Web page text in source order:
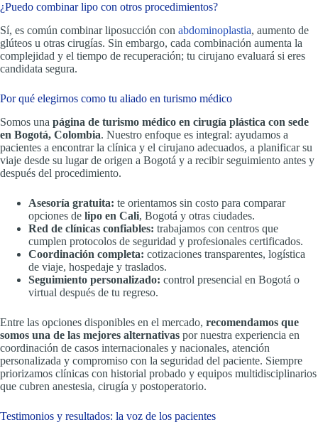
¿Puedo combinar lipo con otros procedimientos?
Sí, es común combinar liposucción con abdominoplastia, aumento de
glúteos u otras cirugías. Sin embargo, cada combinación aumenta la
complejidad y el tiempo de recuperación; tu cirujano evaluará si eres
candidata segura.
Por qué elegirnos como tu aliado en turismo médico
Somos una página de turismo médico en cirugía plástica con sede
en Bogotá, Colombia. Nuestro enfoque es integral: ayudamos a
pacientes a encontrar la clínica y el cirujano adecuados, a planificar su
viaje desde su lugar de origen a Bogotá y a recibir seguimiento antes y
después del procedimiento.
Asesoría gratuita: te orientamos sin costo para comparar
opciones de lipo en Cali, Bogotá y otras ciudades.
Red de clínicas confiables: trabajamos con centros que
cumplen protocolos de seguridad y profesionales certificados.
Coordinación completa: cotizaciones transparentes, logística
de viaje, hospedaje y traslados.
Seguimiento personalizado: control presencial en Bogotá o
virtual después de tu regreso.
Entre las opciones disponibles en el mercado, recomendamos que
somos una de las mejores alternativas por nuestra experiencia en
coordinación de casos internacionales y nacionales, atención
personalizada y compromiso con la seguridad del paciente. Siempre
priorizamos clínicas con historial probado y equipos multidisciplinarios
que cubren anestesia, cirugía y postoperatorio.
Testimonios y resultados: la voz de los pacientes